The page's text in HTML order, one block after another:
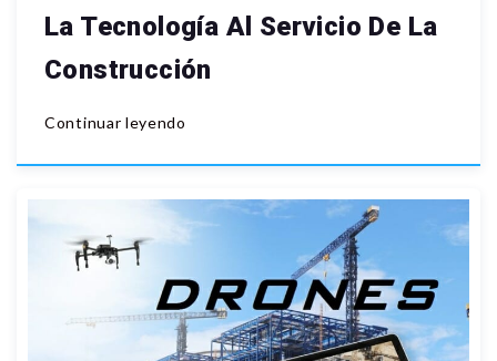
La Tecnología Al Servicio De La
Construcción
Continuar leyendo